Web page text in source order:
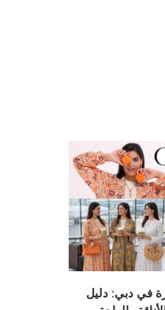
في دبي: دليل